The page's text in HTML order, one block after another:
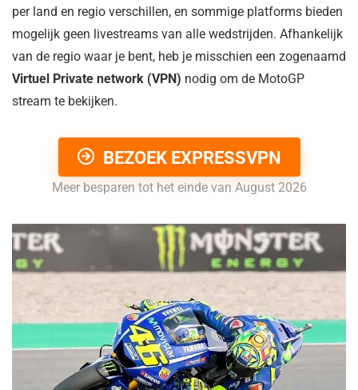
per land en regio verschillen, en sommige platforms bieden
mogelijk geen livestreams van alle wedstrijden. Afhankelijk
van de regio waar je bent, heb je misschien een zogenaamd
Virtuel Private network (VPN) nodig om de MotoGP
stream te bekijken.
BEZOEK EXPRESSVPN
Meer besparen tot het einde van August 2026